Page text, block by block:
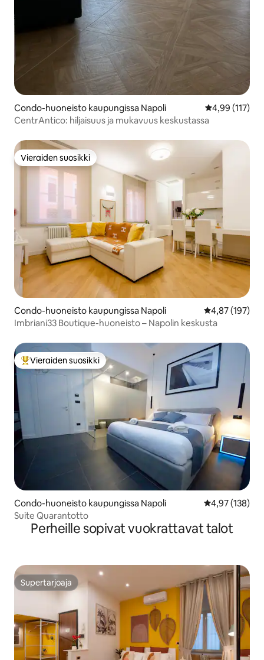
Condo-huoneisto kaupungissa Napoli
4,99 (117)
CentrAntico: hiljaisuus ja mukavuus keskustassa
Vieraiden suosikki
Vieraiden suosikki
Condo-huoneisto kaupungissa Napoli
4,87 (197)
Imbriani33 Boutique-huoneisto – Napolin keskusta
Vieraiden suosikkien parhaimmistoa
Vieraiden suosikki
Condo-huoneisto kaupungissa Napoli
4,97 (138)
Suite Quarantotto
Perheille sopivat vuokrattavat talot
Supertarjoaja
Supertarjoaja